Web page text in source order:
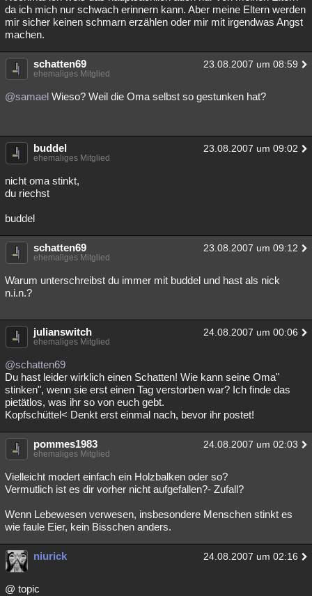
da ich mich nur schwach erinnern kann. Aber meine Eltern werden
mir sicher keinen schmarn erzählen oder mir mit irgendwas Angst
machen.
schatten69 23.08.2007 um 08:59
ehemaliges Mitglied
@samael Wieso? Weil die Oma selbst so gestunken hat?
buddel 23.08.2007 um 09:02
ehemaliges Mitglied
nicht oma stinkt,
du riechst
buddel
schatten69 23.08.2007 um 09:12
ehemaliges Mitglied
Warum unterschreibst du immer mit buddel und hast als nick
n.i.n.?
julianswitch 24.08.2007 um 00:06
ehemaliges Mitglied
@schatten69
Du hast leider wirklich einen Schatten! Wie kann seine Oma"
stinken", wenn sie erst einen Tag verstorben war? Ich finde das
pietätlos, was ihr so von euch gebt.
Kopfschüttel< Denkt erst einmal nach, bevor ihr postet!
pommes1983 24.08.2007 um 02:03
ehemaliges Mitglied
Vielleicht modert einfach ein Holzbalken oder so?
Vermutlich ist es dir vorher nicht aufgefallen?- Zufall?
Wenn Lebewesen verwesen, insbesondere Menschen stinkt es
wie faule Eier, kein Bisschen anders.
niurick 24.08.2007 um 02:16
@ topic